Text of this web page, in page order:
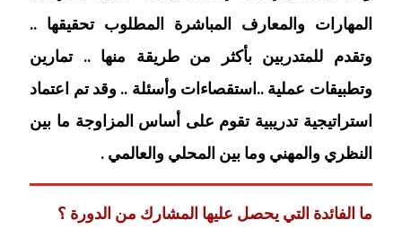
المهارات والمعارف المباشرة المطلوب تحقيقها ..
وتقدم للمتدربين بأكثر من طريقة منها .. تمارين
وتطبيقات عملية ..استقصاءات وأسئلة .. وقد تم اعتماد
استراتيجية تدريبية تقوم على أساس المزاوجة ما بين
النظري والمهني وما بين المحلي والعالمي .
ما الفائدة التي يحصل عليها المشارك من الدورة ؟